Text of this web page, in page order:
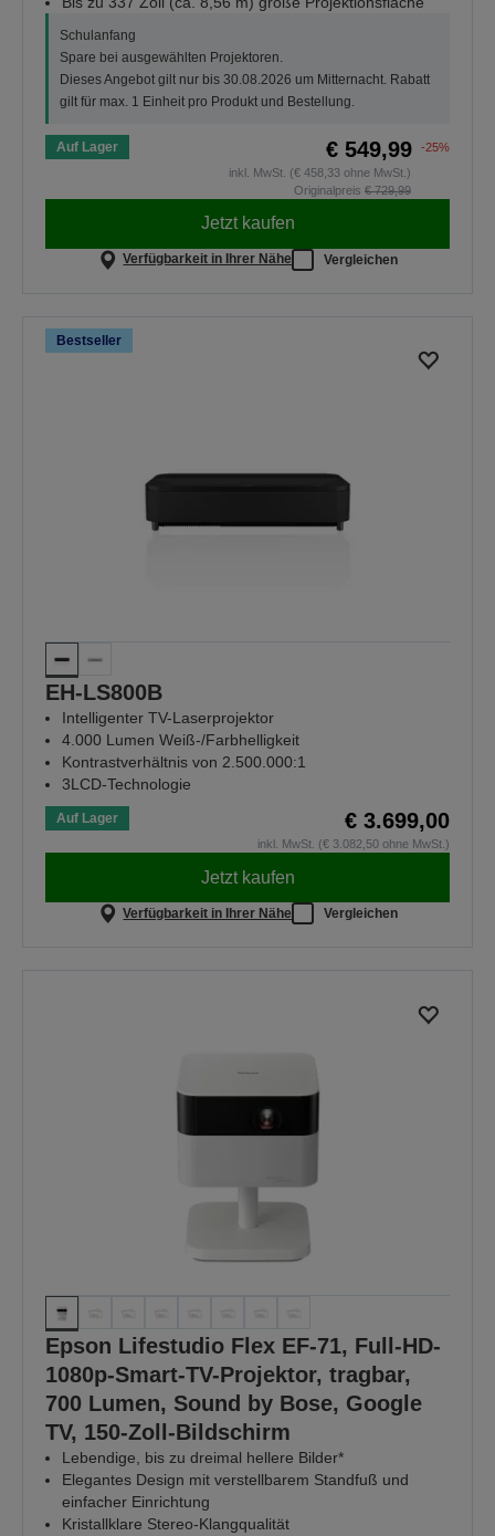
Schulanfang
Spare bei ausgewählten Projektoren.
Dieses Angebot gilt nur bis 30.08.2026 um Mitternacht. Rabatt
gilt für max. 1 Einheit pro Produkt und Bestellung.
Auf Lager € 549,99
-25%
inkl. MwSt. (€ 458,33 ohne MwSt.)
Originalpreis € 729,99
Jetzt kaufen
Verfügbarkeit in Ihrer Nähe Vergleichen
Bestseller
EH-LS800B
Intelligenter TV-Laserprojektor
4.000 Lumen Weiß-/Farbhelligkeit
Kontrastverhältnis von 2.500.000:1
3LCD-Technologie
Auf Lager € 3.699,00
inkl. MwSt. (€ 3.082,50 ohne MwSt.)
Jetzt kaufen
Verfügbarkeit in Ihrer Nähe Vergleichen
Epson Lifestudio Flex EF-71, Full-HD-
1080p-Smart-TV-Projektor, tragbar,
700 Lumen, Sound by Bose, Google
TV, 150-Zoll-Bildschirm
Lebendige, bis zu dreimal hellere Bilder*
Elegantes Design mit verstellbarem Standfuß und
einfacher Einrichtung
Kristallklare Stereo-Klangqualität